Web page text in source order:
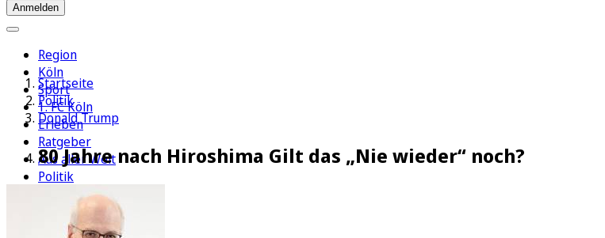
Anmelden
Region
Köln
Sport
1. FC Köln
Erleben
Ratgeber
Aus aller Welt
Politik
Wirtschaft
Newsletter
E-Paper
Startseite
Politik
Donald Trump
80 Jahre nach Hiroshima Gilt das „Nie wieder“ noch?